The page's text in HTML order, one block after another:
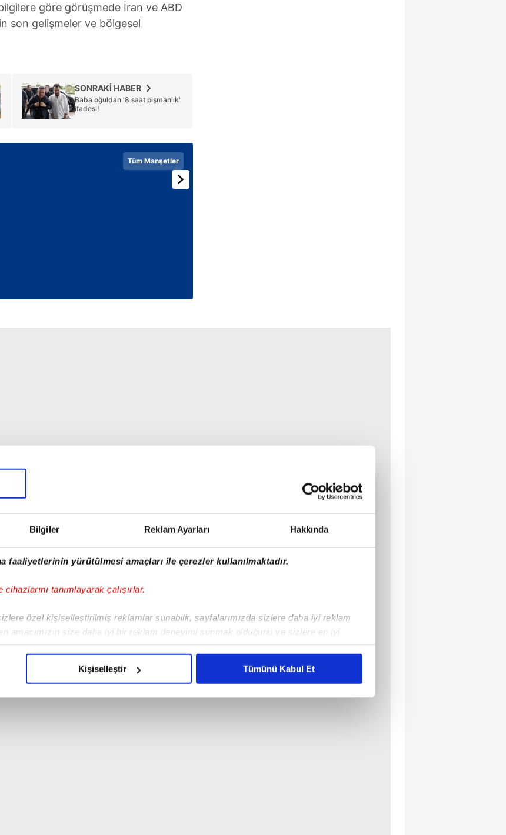
Bilgiler Reklam Ayarları Hakkında
faaliyetlerinin yürütülmesi amaçları ile çerezler kullanılmaktadır.
tanımlayarak çalışırlar.
özel kişiselleştirilmiş reklamlar sunabilir, sayfalarımızda sizlere daha iyi reklam
amacımızın size daha iyi bir reklam deneyimi sunmak olduğunu ve sizlere en iyi
gelen çabayı gösterdiğimizi ve bu noktada, reklamların maliyetlerimizi karşılamak
Kişiselleştir Tümünü Kabul Et
göre görüşmede İran ve ABD
son gelişmeler ve bölgesel
SONRAKİ HABER
Baba oğuldan '8 saat pişmanlık'
ifadesi!
Tüm Manşetler